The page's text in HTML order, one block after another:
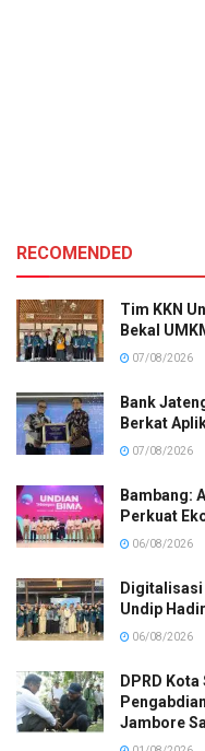
RECOMENDED
Tim KKN
Bekal
07/08/2026
Bank
Berkat
07/08/2026
Bambang:
Perkuat
06/08/2026
Digitalisasi
Undip
06/08/2026
DPRD
Jambore